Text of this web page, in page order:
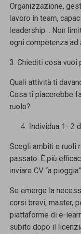
Organizzazione,
lavoro in team,
leadership… Non
ogni competenza ad
3. Chiediti cosa vuoi
Quali attività ti
Cosa ti piacerebbe
ruolo?
Individua 1–2
Scegli ambiti e ruoli
passato. È più
inviare CV “a
Se emerge la
corsi brevi, master,
piattaforme di e-
subito dopo il